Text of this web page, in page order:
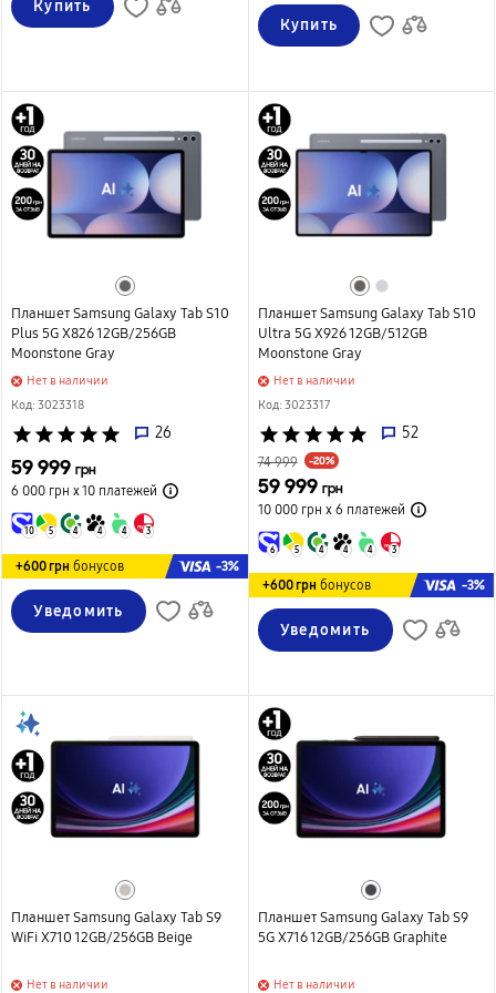
Купить
Купить
Планшет Samsung Galaxy Tab S10
Plus 5G X826 12GB/256GB
Moonstone Gray
Нет в наличии
Код: 3023318
star star star star star 26
59 999 грн
6 000 грн х 10 платежей
10 5 4 4 4 3
+600 грн бонусов -3%
Уведомить
Планшет Samsung Galaxy Tab S10
Ultra 5G X926 12GB/512GB
Moonstone Gray
Нет в наличии
Код: 3023317
star star star star star 52
74 999 -20%
59 999 грн
10 000 грн х 6 платежей
6 5 4 4 4 3
+600 грн бонусов -3%
Уведомить
Планшет Samsung Galaxy Tab S9
WiFi X710 12GB/256GB Beige
Нет в наличии
Планшет Samsung Galaxy Tab S9
5G X716 12GB/256GB Graphite
Нет в наличии